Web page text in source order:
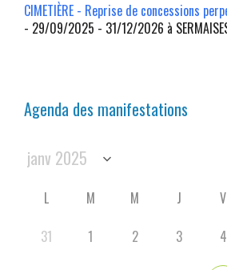
CIMETIÈRE - Reprise de concessions
- 29/09/2025 - 31/12/2026 à
Agenda des manifestations
L M M J V
31
1 2 3 4